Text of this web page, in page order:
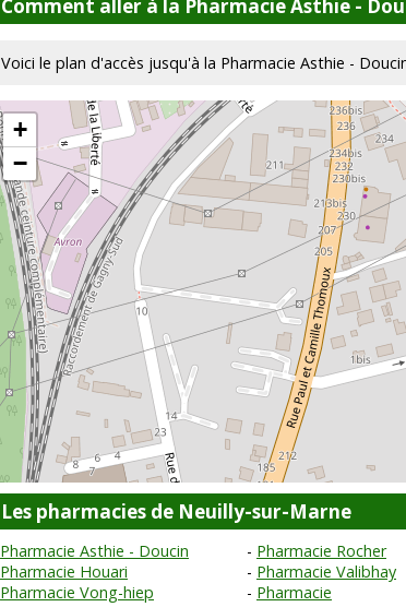
Comment aller à la Pharmacie Asthie -
Voici le plan d'accès jusqu'à la Pharmacie Asthie -
+
−
Les pharmacies de Neuilly-sur-Marne
Pharmacie Asthie - Doucin
Pharmacie Rocher
Pharmacie Houari
Pharmacie Valibhay
Pharmacie Vong-hiep
Pharmacie